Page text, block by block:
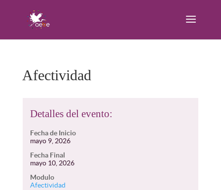
Afectividad
Detalles del evento:
Fecha de Inicio
mayo 9, 2026
Fecha Final
mayo 10, 2026
Modulo
Afectividad